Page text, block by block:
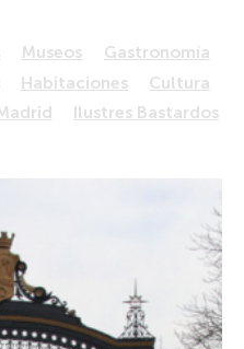
Museos
Gastronomía
Habitaciones
Cultura
Ilustres Bastardos